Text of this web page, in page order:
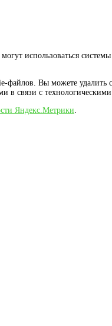
использоваться
Вы можете удалить
в связи с
Яндекс.Метрики